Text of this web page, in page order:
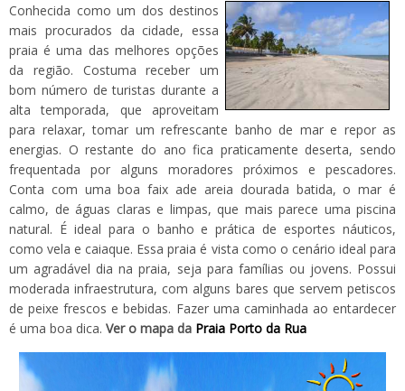
Conhecida como um dos destinos
mais procurados da cidade, essa
praia é uma das melhores opções
da região. Costuma receber um
bom número de turistas durante a
alta temporada, que aproveitam
para relaxar, tomar um refrescante banho de mar e repor as
energias. O restante do ano fica praticamente deserta, sendo
frequentada por alguns moradores próximos e pescadores.
Conta com uma boa faix ade areia dourada batida, o mar é
calmo, de águas claras e limpas, que mais parece uma piscina
natural. É ideal para o banho e prática de esportes náuticos,
como vela e caiaque. Essa praia é vista como o cenário ideal para
um agradável dia na praia, seja para famílias ou jovens. Possui
moderada infraestrutura, com alguns bares que servem petiscos
de peixe frescos e bebidas. Fazer uma caminhada ao entardecer
é uma boa dica. Ver o mapa da Praia Porto da Rua